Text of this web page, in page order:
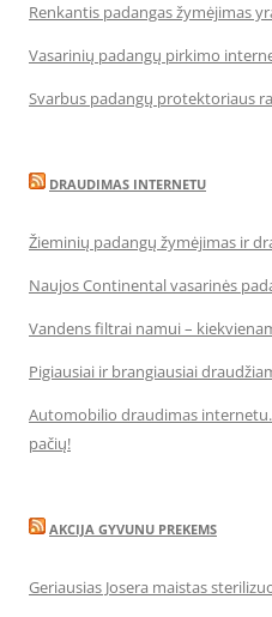
Renkantis padangas žymėjimas
Vasarinių padangų pirkimo
Svarbus padangų protektoriaus
DRAUDIMAS INTERNETU
Žieminių padangų žymėjimas ir
Naujos Continental vasarinės
Vandens filtrai namui –
Pigiausiai ir brangiausiai
Automobilio draudimas
pačių!
AKCIJA GYVUNU PREKEMS
Geriausias Josera maistas